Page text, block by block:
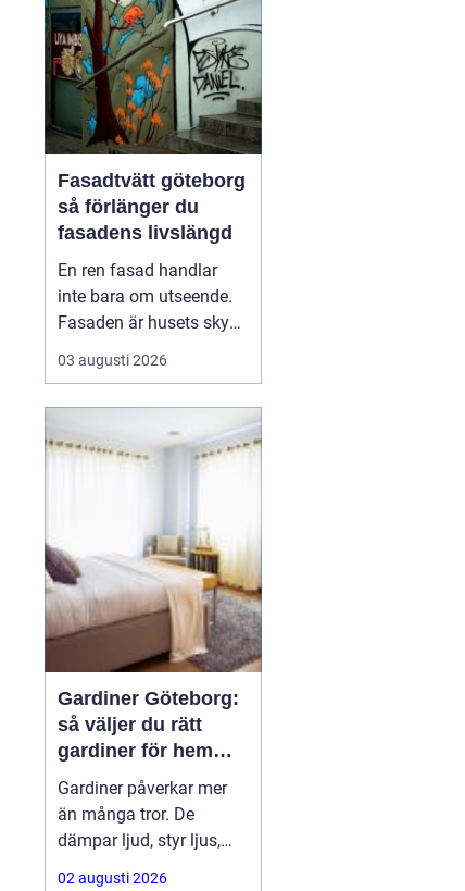
Fasadtvätt göteborg
så förlänger du
fasadens livslängd
En ren fasad handlar
inte bara om utseende.
Fasaden är husets skydd
mot regn, vind, avgaser
och påväxt som alger
och påväxt får fäste
börjar materialen slitas
kan fastighetsägare i
Göteborg ...
03 augusti 2026
Gardiner Göteborg:
så väljer du rätt
gardiner för hem
och offentlig miljö
Gardiner påverkar mer
än många tror. De
dämpar ljud, styr ljus,
ramar in utsikten och
02 augusti 2026